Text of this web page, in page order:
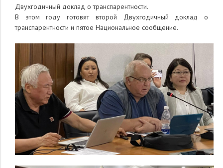
Двухгодичный доклад о транспарентности.
В этом году готовят второй Двухгодичный доклад о
транспарентности и пятое Национальное сообщение.